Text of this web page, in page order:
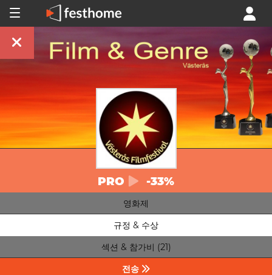
PRO -33%
영화제
규정 & 수상
섹션 & 참가비 (21)
전송